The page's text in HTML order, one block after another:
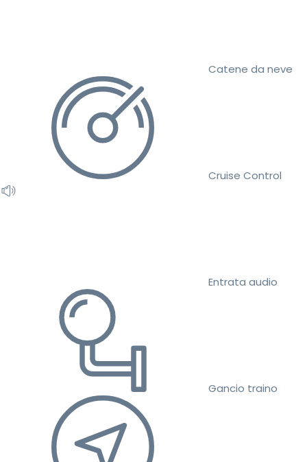
Catene da neve
Cruise Control
Entrata audio
Gancio traino